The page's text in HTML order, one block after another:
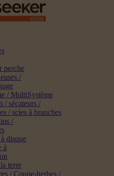
perche
/
/ MultiSystème
/ sécateurs /
/ scies à branches
/
disque
à
terre
/ Coupe-herbes /